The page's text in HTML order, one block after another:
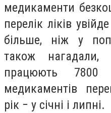
медикаменти
перелік ліків
більше, ніж у
також
працюють
медикаментів
рік − у січні і липні.